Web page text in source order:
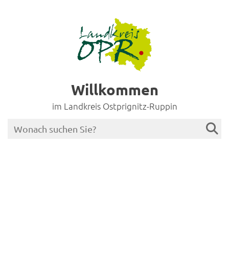
Willkommen
im Landkreis Ostprignitz-Ruppin